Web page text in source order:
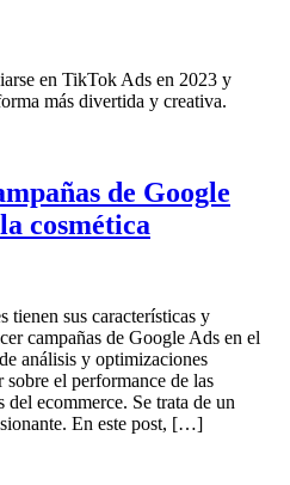
en TikTok Ads en 2023 y
más divertida y creativa.
de Google
cosmética
tienen sus características y
campañas de Google Ads en el
análisis y optimizaciones
sobre el performance de las
del ecommerce. Se trata de un
En este post, […]